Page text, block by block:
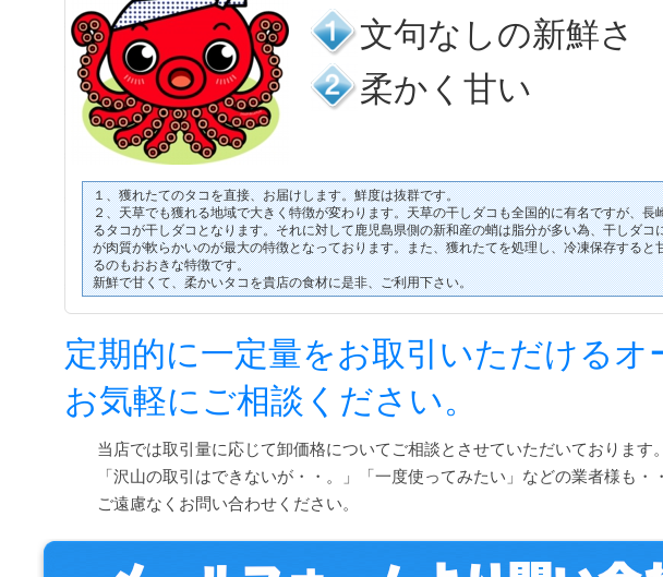
文句なしの新鮮さ
柔かく甘い
１、獲れたてのタコを直接、お届けします。鮮度は抜群です。
２、天草でも獲れる地域で大きく特徴が変わります。天草の干しダコも全国的に有名ですが、長
るタコが干しダコとなります。それに対して鹿児島県側の新和産の蛸は脂分が多い為、干しダコ
が肉質が軟らかいのが最大の特徴となっております。また、獲れたてを処理し、冷凍保存すると
るのもおおきな特徴です。
新鮮で甘くて、柔かいタコを貴店の食材に是非、ご利用下さい。
定期的に一定量をお取引いただけるオ
お気軽にご相談ください。
当店では取引量に応じて卸価格についてご相談とさせていただいております
「沢山の取引はできないが・・。」「一度使ってみたい」などの業者様も・
ご遠慮なくお問い合わせください。